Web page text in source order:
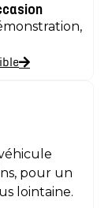
pour un
lointaine.